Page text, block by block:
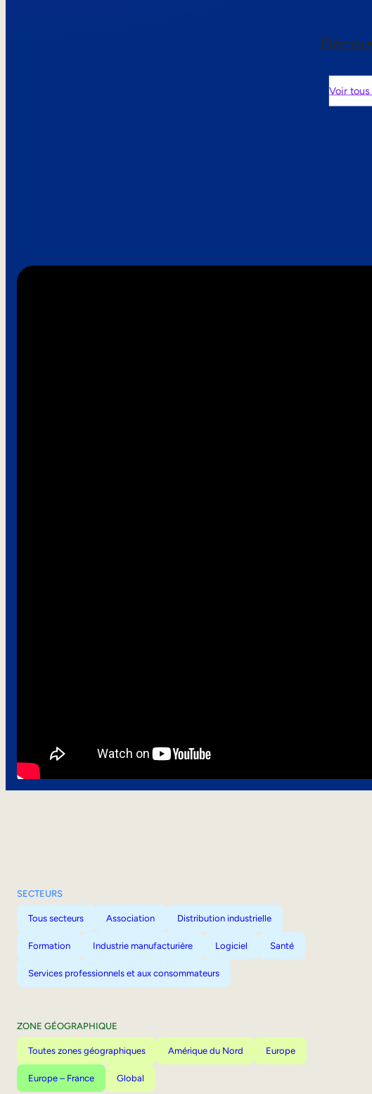
Voir
SECTEURS
Tous secteurs Association Distribution industrielle
Formation Industrie manufacturière Logiciel Santé
Services professionnels et aux consommateurs
ZONE GÉOGRAPHIQUE
Toutes zones géographiques Amérique du Nord Europe
Europe – France Global